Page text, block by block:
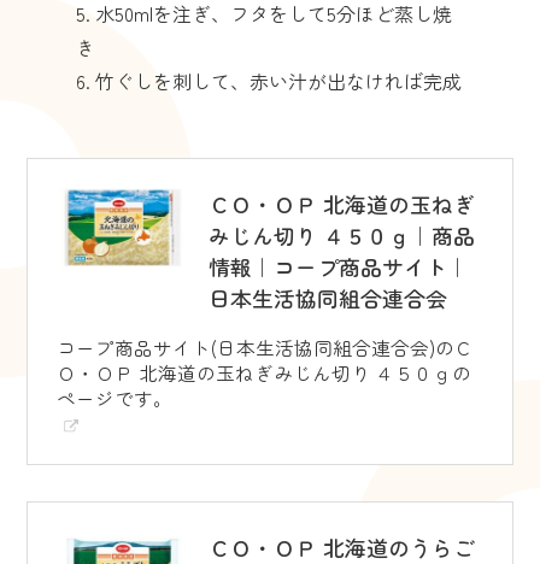
水50mlを注ぎ、フタをして5分ほど蒸し焼
き
竹ぐしを刺して、赤い汁が出なければ完成
ＣＯ・ＯＰ 北海道の玉ねぎ
みじん切り ４５０ｇ｜商品
情報｜コープ商品サイト｜
日本生活協同組合連合会
コープ商品サイト(日本生活協同組合連合会)のＣ
Ｏ・ＯＰ 北海道の玉ねぎみじん切り ４５０ｇの
ページです。
ＣＯ・ＯＰ 北海道のうらご